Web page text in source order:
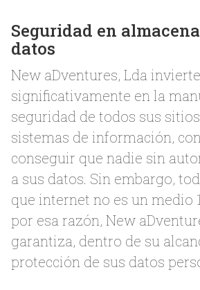
Seguridad en
datos
New aDventures, Lda invierte
significativamente en la
seguridad de todos sus
sistemas de información,
conseguir que nadie sin
a sus datos. Sin embargo,
que internet no es un medio
por esa razón, New
garantiza, dentro de su
protección de sus datos